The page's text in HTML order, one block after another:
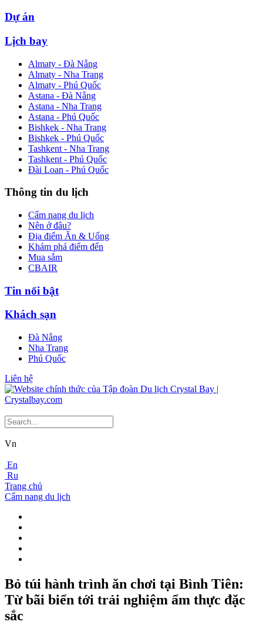
Dự án
Lịch bay
Almaty - Đà Nẵng
Almaty - Nha Trang
Almaty - Phú Quốc
Astana - Đà Nẵng
Astana - Nha Trang
Astana - Phú Quốc
Bishkek - Nha Trang
Bishkek - Phú Quốc
Tashkent - Nha Trang
Tashkent - Phú Quốc
Đài Loan - Phú Quốc
Thông tin du lịch
Cẩm nang du lịch
Nên ở đâu?
Địa điểm Ăn & Uống
Khám phá điểm đến
Mua sắm
CBAIR
Tin nổi bật
Khách sạn
Đà Nẵng
Nha Trang
Phú Quốc
Liên hệ
Vn
En
Ru
Trang chủ
Cẩm nang du lịch
Bỏ túi hành trình ăn chơi tại Bình Tiên:
Từ bãi biển tới trải nghiệm ẩm thực đặc
sắc